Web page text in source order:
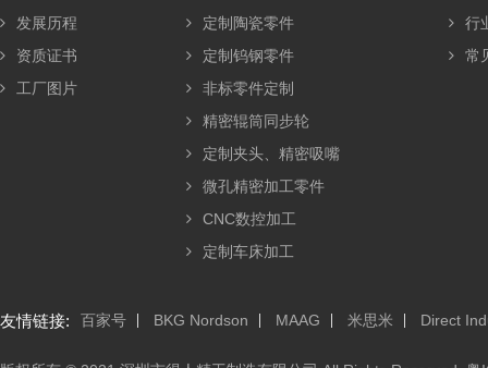
发展历程
资质证书
工厂图片
定制陶瓷零件
定制钨钢零件
非标零件定制
精密辊筒同步轮
定制夹头、精密吸嘴
微孔精密加工零件
CNC数控加工
定制车床加工
行
常
友情链接: 百家号 BKG Nordson MAAG 米思米 Direct